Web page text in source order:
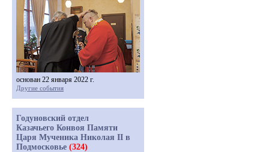
основан 22 января 2022 г.
Другие события
Годуновский отдел
Казачьего Конвоя Памяти
Царя Мученика Николая II в
Подмосковье (324)